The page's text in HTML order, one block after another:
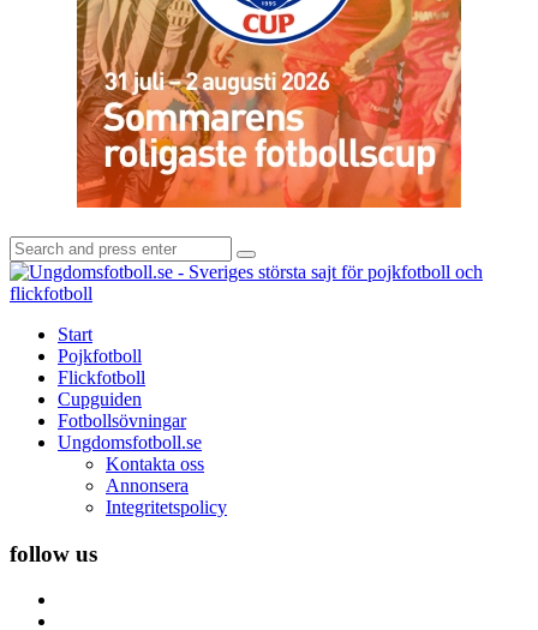
Search
for:
Search
Start
Pojkfotboll
Flickfotboll
Cupguiden
Fotbollsövningar
Ungdomsfotboll.se
Kontakta oss
Annonsera
Integritetspolicy
follow us